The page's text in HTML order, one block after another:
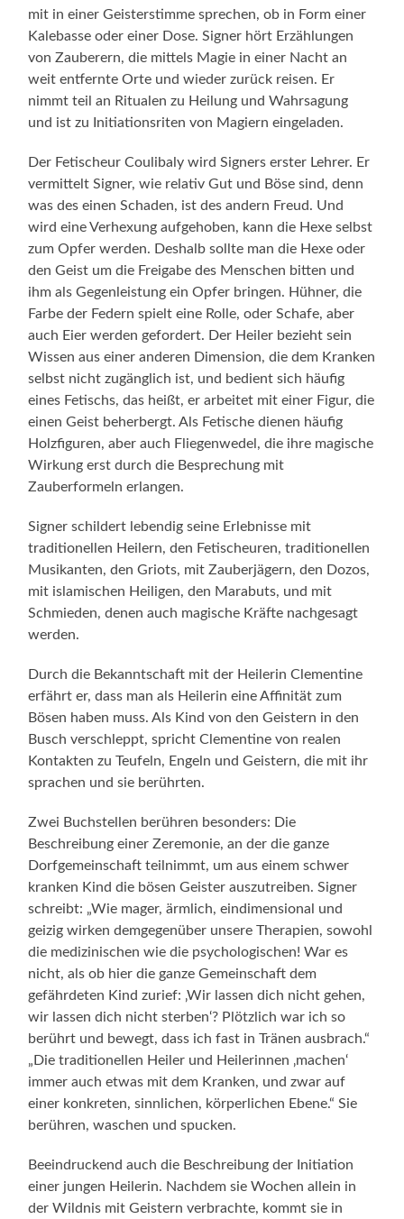
mit in einer Geisterstimme sprechen, ob in Form einer
Kalebasse oder einer Dose. Signer hört Erzählungen
von Zauberern, die mittels Magie in einer Nacht an
weit entfernte Orte und wieder zurück reisen. Er
nimmt teil an Ritualen zu Heilung und Wahrsagung
und ist zu Initiationsriten von Magiern eingeladen.
Der Fetischeur Coulibaly wird Signers erster Lehrer. Er
vermittelt Signer, wie relativ Gut und Böse sind, denn
was des einen Schaden, ist des andern Freud. Und
wird eine Verhexung aufgehoben, kann die Hexe selbst
zum Opfer werden. Deshalb sollte man die Hexe oder
den Geist um die Freigabe des Menschen bitten und
ihm als Gegenleistung ein Opfer bringen. Hühner, die
Farbe der Federn spielt eine Rolle, oder Schafe, aber
auch Eier werden gefordert. Der Heiler bezieht sein
Wissen aus einer anderen Dimension, die dem Kranken
selbst nicht zugänglich ist, und bedient sich häufig
eines Fetischs, das heißt, er arbeitet mit einer Figur, die
einen Geist beherbergt. Als Fetische dienen häufig
Holzfiguren, aber auch Fliegenwedel, die ihre magische
Wirkung erst durch die Besprechung mit
Zauberformeln erlangen.
Signer schildert lebendig seine Erlebnisse mit
traditionellen Heilern, den Fetischeuren, traditionellen
Musikanten, den Griots, mit Zauberjägern, den Dozos,
mit islamischen Heiligen, den Marabuts, und mit
Schmieden, denen auch magische Kräfte nachgesagt
werden.
Durch die Bekanntschaft mit der Heilerin Clementine
erfährt er, dass man als Heilerin eine Affinität zum
Bösen haben muss. Als Kind von den Geistern in den
Busch verschleppt, spricht Clementine von realen
Kontakten zu Teufeln, Engeln und Geistern, die mit ihr
sprachen und sie berührten.
Zwei Buchstellen berühren besonders: Die
Beschreibung einer Zeremonie, an der die ganze
Dorfgemeinschaft teilnimmt, um aus einem schwer
kranken Kind die bösen Geister auszutreiben. Signer
schreibt: „Wie mager, ärmlich, eindimensional und
geizig wirken demgegenüber unsere Therapien, sowohl
die medizinischen wie die psychologischen! War es
nicht, als ob hier die ganze Gemeinschaft dem
gefährdeten Kind zurief: ‚Wir lassen dich nicht gehen,
wir lassen dich nicht sterben‘? Plötzlich war ich so
berührt und bewegt, dass ich fast in Tränen ausbrach.“
„Die traditionellen Heiler und Heilerinnen ‚machen‘
immer auch etwas mit dem Kranken, und zwar auf
einer konkreten, sinnlichen, körperlichen Ebene.“ Sie
berühren, waschen und spucken.
Beeindruckend auch die Beschreibung der Initiation
einer jungen Heilerin. Nachdem sie Wochen allein in
der Wildnis mit Geistern verbrachte, kommt sie in